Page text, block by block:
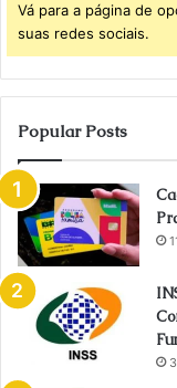
Vá para a página de
suas redes sociais.
Popular Posts